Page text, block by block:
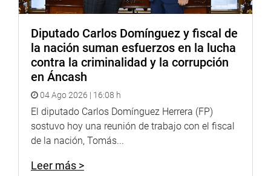
Diputado Carlos Domínguez y fiscal de
la nación suman esfuerzos en la lucha
contra la criminalidad y la corrupción
en Áncash
04 Ago 2026 | 16:08 h
El diputado Carlos Domínguez Herrera (FP)
sostuvo hoy una reunión de trabajo con el fiscal
de la nación, Tomás...
Leer más >